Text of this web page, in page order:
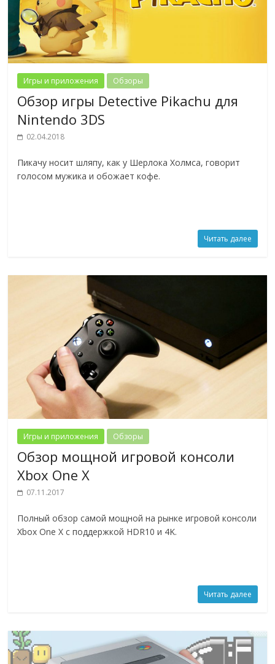
Игры и приложения Обзоры
Обзор игры Detective Pikachu для
Nintendo 3DS
02.04.2018
Пикачу носит шляпу, как у Шерлока Холмса, говорит
голосом мужика и обожает кофе.
Читать далее
Игры и приложения Обзоры
Обзор мощной игровой консоли
Xbox One X
07.11.2017
Полный обзор самой мощной на рынке игровой консоли
Xbox One X с поддержкой HDR10 и 4K.
Читать далее